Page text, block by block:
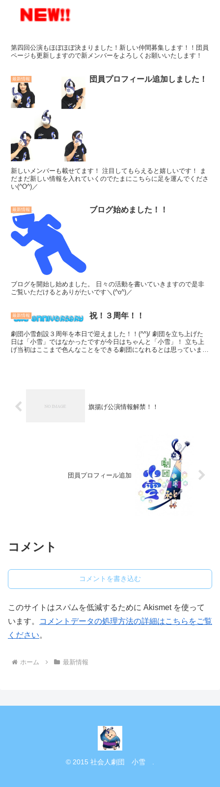
第四回公演もほぼほぼ決まりました！新しい仲間募集します！！団員
ページも更新しますので新メンバーをよろしくお願いいたします！
最新情報 団員プロフィール追加しました！
新しいメンバーも載せてます！ 注目してもらえると嬉しいです！ ま
だまだ新しい情報を入れていくのでたまにこちらに足を運んでくださ
い(^O^)／
最新情報 ブログ始めました！！
ブログを開始し始めました。 日々の活動を書いていきますので是非
ご覧いただけるとありがたいです＼(^o^)／
最新情報 祝！３周年！！
劇団小雪創設３周年を本日で迎えました！！(^^)/ 劇団を立ち上げた
日は「小雪」ではなかったですが今日はちゃんと「小雪」！ 立ち上
げ当初はここまで色んなことをできる劇団になれるとは思っていませ
旗揚げ公演情報解禁！！
団員プロフィール追加
コメント
コメントを書き込む
このサイトはスパムを低減するために Akismet を使って
います。
コメントデータの処理方法の詳細はこちらをご覧
ください。
ホーム 最新情報
© 2015 社会人劇団 小雪 .